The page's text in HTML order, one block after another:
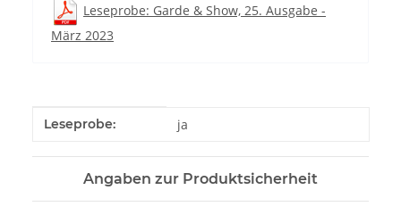
Leseprobe: Garde & Show, 25. Ausgabe -
März 2023
Produkteigenschaft
Wert
Leseprobe: ja
Angaben zur Produktsicherheit